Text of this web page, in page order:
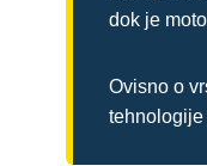
dok je
Ovisno o
tehnologije